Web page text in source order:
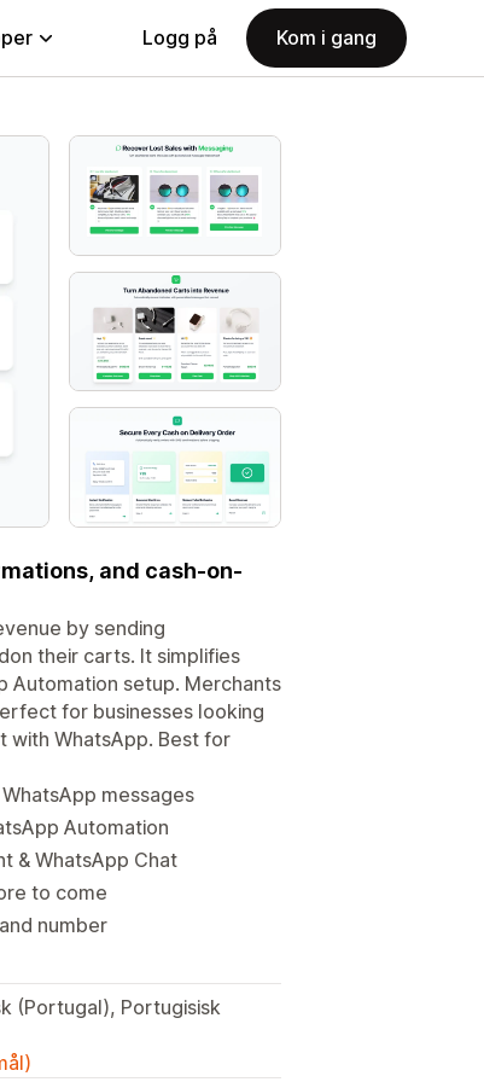
Logg på Kom i gang
and cash-on-
by sending
their carts. It simplifies
Automation setup. Merchants
for businesses looking
with WhatsApp. Best for
messages
Automation
& WhatsApp Chat
to come
number
(Portugal), Portugisisk